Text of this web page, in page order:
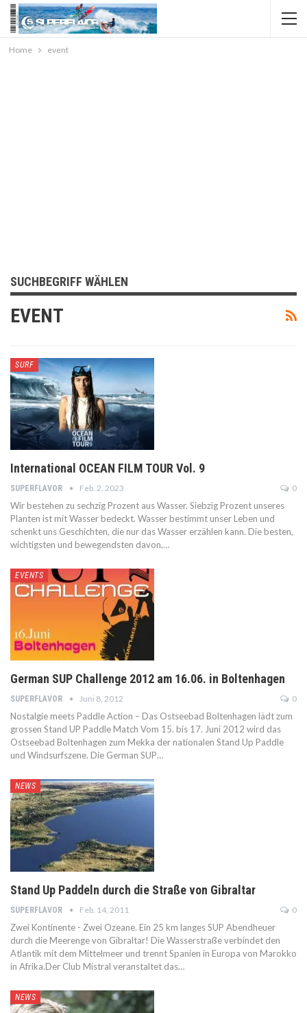
Home event
SUCHBEGRIFF WÄHLEN
EVENT
SURF
International OCEAN FILM TOUR Vol. 9
SUPERFLAVOR Feb. 2, 2023 0
Wir bestehen zu sechzig Prozent aus Wasser. Siebzig Prozent unseres
Planten ist mit Wasser bedeckt. Wasser bestimmt unser Leben und
schenkt uns Geschichten, die nur das Wasser erzählen kann. Die besten,
wichtigsten und bewegendsten davon,…
EVENTS
German SUP Challenge 2012 am 16.06. in Boltenhagen
SUPERFLAVOR Juni 8, 2012 0
Nostalgie meets Paddle Action – Das Ostseebad Boltenhagen lädt zum
grossen Stand UP Paddle Match Vom 15. bis 17. Juni 2012 wird das
Ostseebad Boltenhagen zum Mekka der nationalen Stand Up Paddle
und Windsurfszene. Die German SUP…
NEWS
Stand Up Paddeln durch die Straße von Gibraltar
SUPERFLAVOR Feb. 14, 2011 0
Zwei Kontinente - Zwei Ozeane. Ein 25 km langes SUP Abendheuer
durch die Meerenge von Gibraltar! Die Wasserstraße verbindet den
Atlantik mit dem Mittelmeer und trennt Spanien in Europa von Marokko
in Afrika.Der Club Mistral veranstaltet das…
NEWS